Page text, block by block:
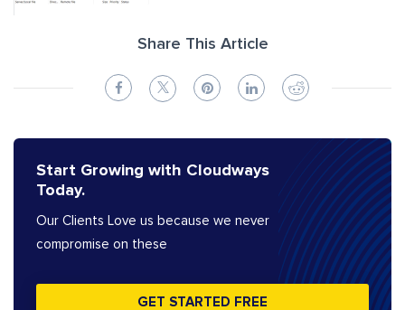
Share This Article
Start Growing with Cloudways
Today.
Our Clients Love us because we never
compromise on these
GET STARTED FREE